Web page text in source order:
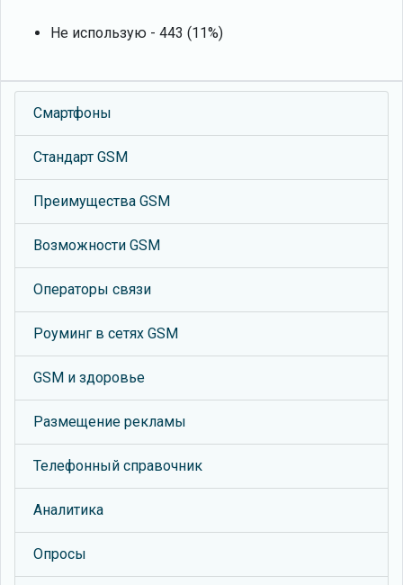
Не использую - 443 (11%)
Смартфоны
Стандарт GSM
Преимущества GSM
Возможности GSM
Операторы связи
Роуминг в сетях GSM
GSM и здоровье
Размещение рекламы
Телефонный справочник
Аналитика
Опросы